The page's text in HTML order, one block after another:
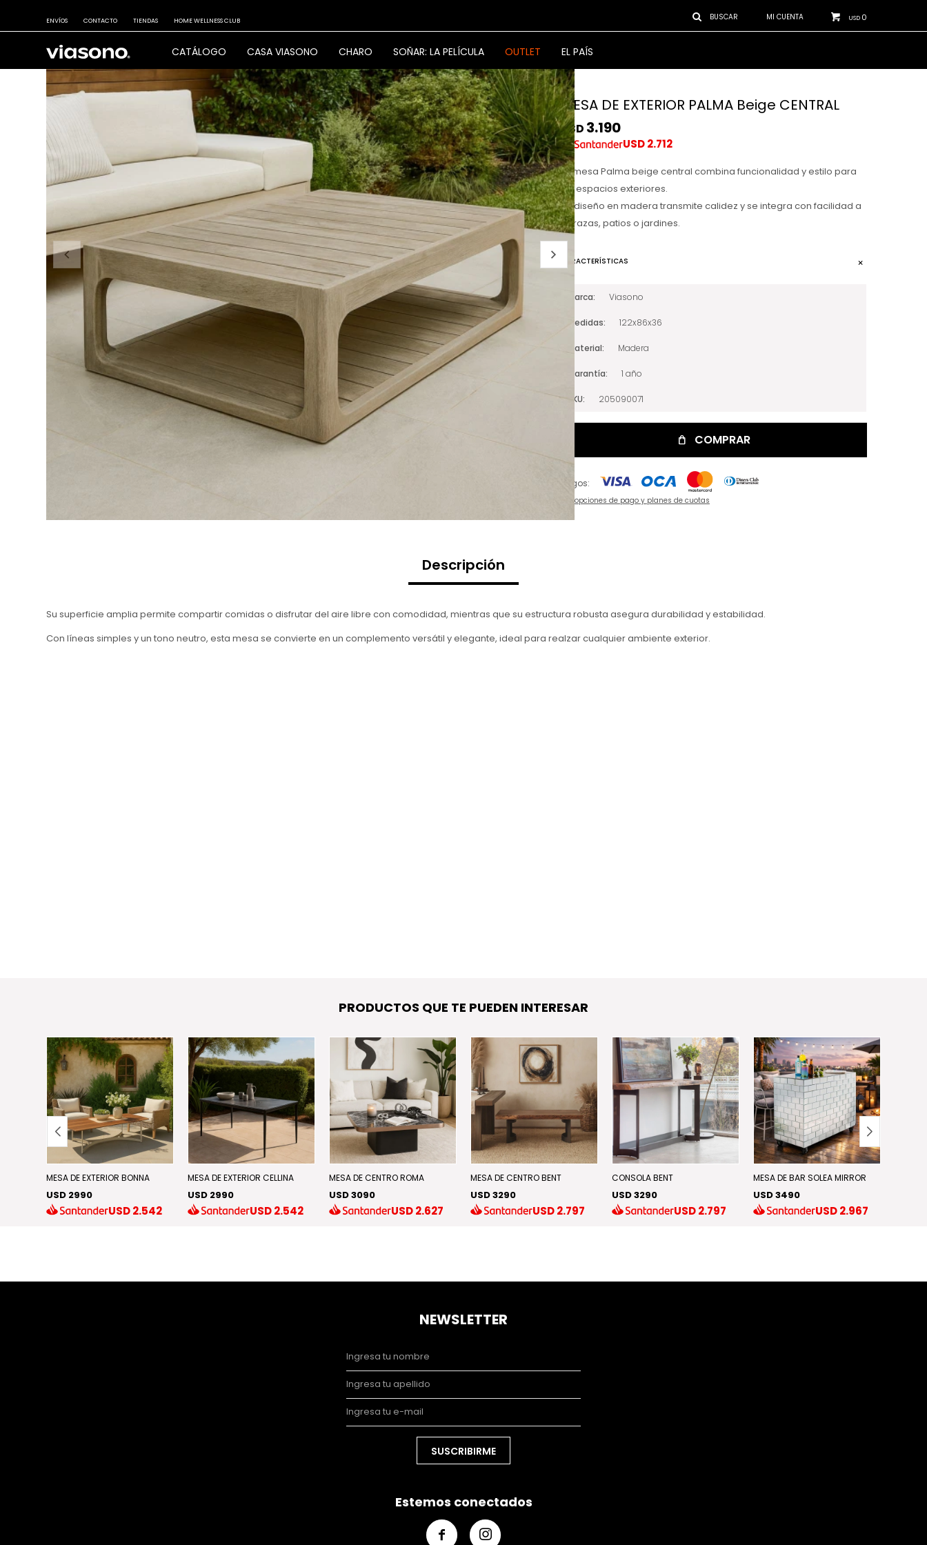
CATÁLOGO CASA VIASONO CHARO SOÑAR: LA PELÍCULA OUTLET EL PAÍS
USD 0
ENVÍOS CONTACTO TIENDAS HOME WELLNESS CLUB
MESA DE EXTERIOR PALMA Beige CENTRAL
USD 3.190
USD2.712
La mesa Palma beige central combina funcionalidad y estilo para
tus espacios exteriores.
Su diseño en madera transmite calidez y se integra con facilidad a
terrazas, patios o jardines.
CARACTERÍSTICAS
Marca Viasono
Medidas 122x86x36
Material Madera
Garantía 1 año
SKU 205090071
COMPRAR
Pagos:
Ver opciones de pago y planes de cuotas
Descripción
Su superficie amplia permite compartir comidas o disfrutar del aire libre con comodidad, mientras que su estructura robusta asegura durabilidad y estabilidad.
Con líneas simples y un tono neutro, esta mesa se convierte en un complemento versátil y elegante, ideal para realzar cualquier ambiente exterior.
PRODUCTOS QUE TE PUEDEN INTERESAR
MESA DE EXTERIOR BONNA
USD 2990
USD2.542
MESA DE EXTERIOR CELLINA
USD 2990
USD2.542
MESA DE CENTRO ROMA
USD 3090
USD2.627
MESA DE CENTRO BENT
USD 3290
USD2.797
CONSOLA BENT
USD 3290
USD2.797
MESA DE BAR SOLEA MIRROR
USD 3490
USD2.967
NEWSLETTER
SUSCRIBIRME
Estemos conectados
 